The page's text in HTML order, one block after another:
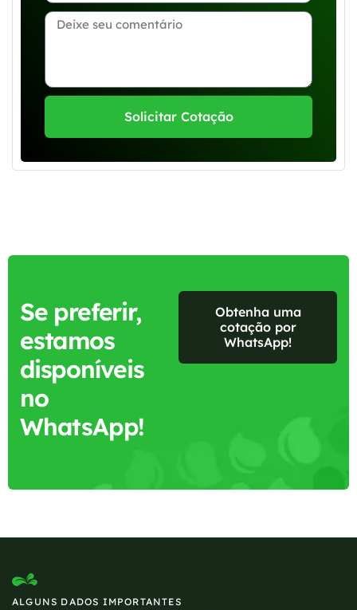
Solicitar Cotação
Se preferir,
estamos
disponíveis
no
WhatsApp!
Obtenha uma
cotação por
WhatsApp!
ALGUNS DADOS IMPORTANTES